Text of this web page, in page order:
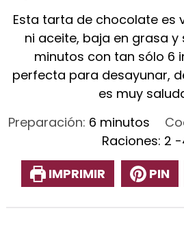
Esta tarta de chocolate es
ni aceite, baja en grasa y
minutos con tan sólo 6
perfecta para desayunar,
es muy
Preparación: 6minutos
minutos
Raciones: 2 -
IMPRIMIR
PIN